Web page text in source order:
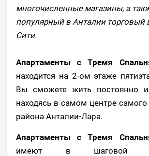
многочисленные магазины, а
популярный в Анталии торговый
Сити.
Апартаменты с Тремя
находится на 2-ом этаже
Вы сможете жить постоянно
находясь в самом центре
района Анталии-Лара.
Апартаменты с Тремя
имеют в шаговой